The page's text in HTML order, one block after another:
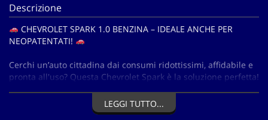
Descrizione
CHEVROLET SPARK 1.0 BENZINA – IDEALE ANCHE PER
NEOPATENTATI!
Cerchi un’auto cittadina dai consumi ridottissimi, affidabile e
pronta all'uso? Questa Chevrolet Spark è la soluzione perfetta!
LEGGI TUTTO...